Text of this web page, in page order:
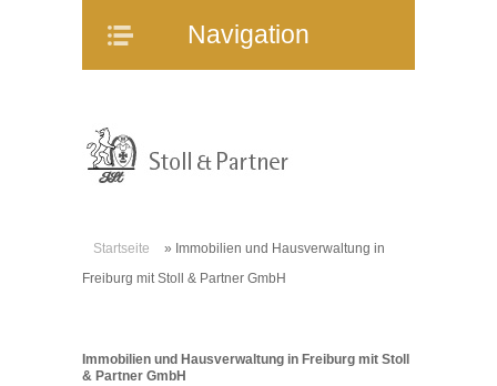
Navigation
Navigation
Mitarbeiter
Verkauf und Vermietung
Startseite » Immobilien und Hausverwaltung in
Freiburg mit Stoll & Partner GmbH
Immobilien und Hausverwaltung in Freiburg mit Stoll
& Partner GmbH